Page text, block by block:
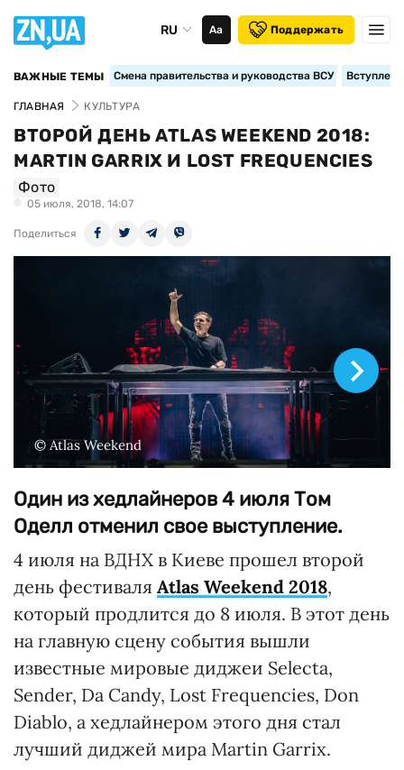
RU Аа Поддержать
ВАЖНЫЕ ТЕМЫ Смена правительства и руководства ВСУ
ГЛАВНАЯ КУЛЬТУРА
ВТОРОЙ ДЕНЬ ATLAS WEEKEND 2018:
MARTIN GARRIX И LOST FREQUENCIES
Фото
05 июля, 2018, 14:07
Поделиться
© Atlas Weekend
Один из хедлайнеров 4 июля Том
Оделл отменил свое выступление.
4 июля на ВДНХ в Киеве прошел второй
день фестиваля Atlas Weekend 2018,
который продлится до 8 июля. В этот день
на главную сцену события вышли
известные мировые диджеи Selecta,
Sender, Da Candy, Lost Frequencies, Don
Diablo, а хедлайнером этого дня стал
лучший диджей мира Martin Garrix.